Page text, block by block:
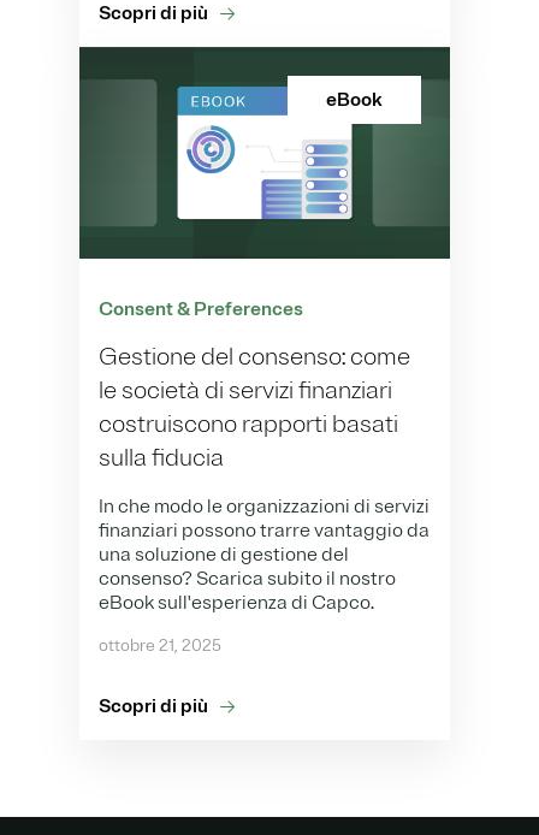
Scopri di più
eBook
Consent & Preferences
Gestione del consenso: come
le società di servizi finanziari
costruiscono rapporti basati
sulla fiducia
In che modo le organizzazioni di servizi
finanziari possono trarre vantaggio da
una soluzione di gestione del
consenso? Scarica subito il nostro
eBook sull'esperienza di Capco.
ottobre 21, 2025
Scopri di più